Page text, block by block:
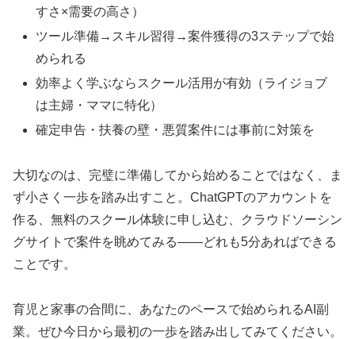
すさ×需要の高さ）
ツール準備→スキル習得→案件獲得の3ステップで始
められる
効率よく学ぶならスクール活用が有効（ライジョブ
は主婦・ママに特化）
確定申告・扶養の壁・悪質案件には事前に対策を
大切なのは、完璧に準備してから始めることではなく、ま
ず小さく一歩を踏み出すこと。ChatGPTのアカウントを
作る、無料のスクール体験に申し込む、クラウドソーシン
グサイトで案件を眺めてみる——どれも5分あればできる
ことです。
育児と家事の合間に、あなたのペースで始められるAI副
業。ぜひ今日から最初の一歩を踏み出してみてください。